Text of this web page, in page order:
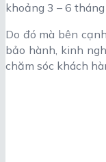
khoảng 3 – 6 tháng
Do đó mà bên
bảo hành, kinh
chăm sóc khách